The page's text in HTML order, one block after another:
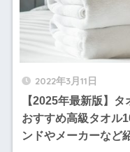
2022年3月11日
【2025年最新版】
おすすめ高級タオル
ンドやメーカーなど